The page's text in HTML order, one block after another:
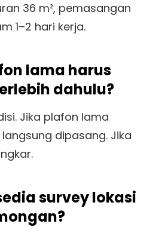
36 m², pemasangan
1–2 hari kerja.
lama harus
dahulu?
Jika plafon lama
dipasang. Jika
survey lokasi